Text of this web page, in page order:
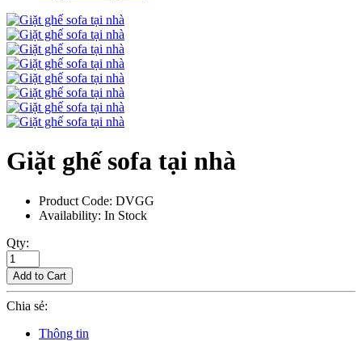
Giặt ghế sofa tại nhà
Product Code: DVGG
Availability: In Stock
Qty:
Add to Cart
Chia sẻ:
Thông tin